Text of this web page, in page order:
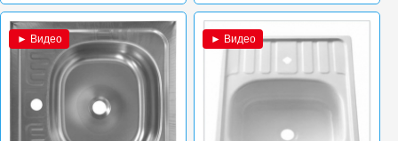
► Видео ► Видео